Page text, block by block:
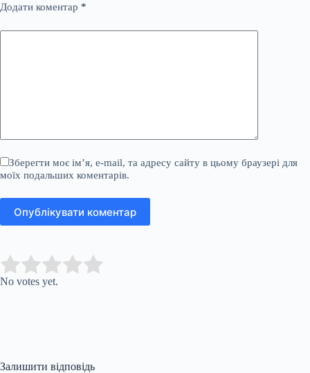
Додати коментар *
Зберегти моє ім’я, e-mail, та адресу сайту в цьому браузері для
моїх подальших коментарів.
Опублікувати коментар
Rate this item:
No votes yet.
Залишити відповідь